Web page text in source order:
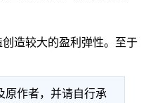
造较大的盈利弹性。至于
原作者，并请自行承